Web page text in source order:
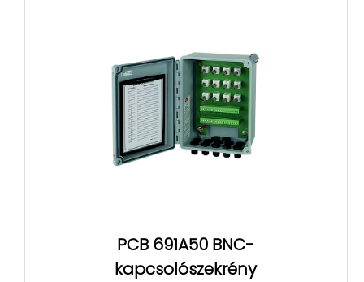
PCB 691A50 BNC-
kapcsolószekrény